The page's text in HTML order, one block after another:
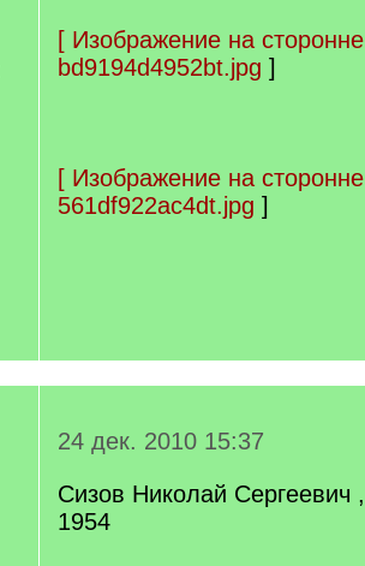
[ Изображение на
bd9194d4952bt.jpg ]
[ Изображение на
561df922ac4dt.jpg ]
24 дек. 2010 15:37
Сизов Николай Сергеевич
1954